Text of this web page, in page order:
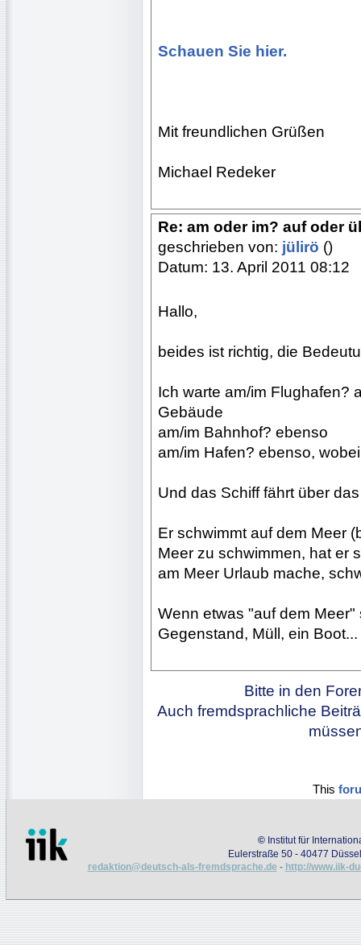
Schauen Sie hier.
Mit freundlichen Grüßen
Michael Redeker
Re: am oder im? auf oder
geschrieben von: jülirö ()
Datum: 13. April 2011 08:12
Hallo,
beides ist richtig, die
Ich warte am/im Flughafen?
Gebäude
am/im Bahnhof? ebenso
am/im Hafen? ebenso,
Und das Schiff fährt über
Er schwimmt auf dem Meer
Meer zu schwimmen, hat er
am Meer Urlaub mache,
Wenn etwas "auf dem
Gegenstand, Müll, ein
Bitte in den
Auch fremdsprachliche
This
© Institut für
Eulerstraße 50 - 40477
redaktion@deutsch-als-fremdsprache.de - http://www.iik-